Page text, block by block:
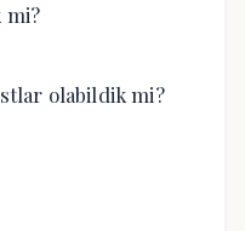
mi?
olabildik mi?